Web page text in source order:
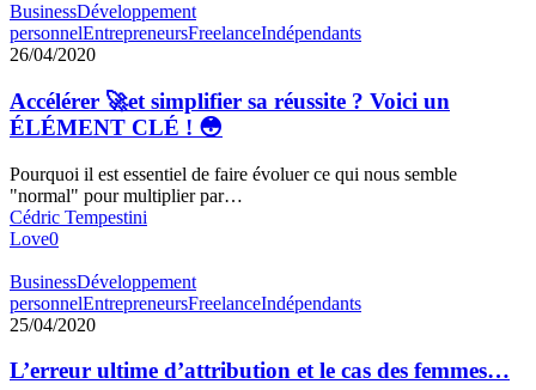
BusinessDéveloppement
personnelEntrepreneursFreelanceIndépendants
26/04/2020
Accélérer 🚀et simplifier sa réussite ? Voici un
ÉLÉMENT CLÉ ! 😳
Pourquoi il est essentiel de faire évoluer ce qui nous semble
"normal" pour multiplier par…
Cédric Tempestini
Love0
BusinessDéveloppement
personnelEntrepreneursFreelanceIndépendants
25/04/2020
L’erreur ultime d’attribution et le cas des femmes…